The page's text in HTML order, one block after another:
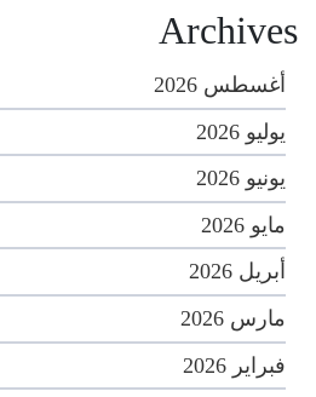
Archives
أغسطس 2026
يوليو 2026
يونيو 2026
مايو 2026
أبريل 2026
مارس 2026
فبراير 2026